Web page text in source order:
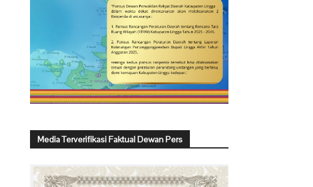
Media Terverifikasi Faktual Dewan Pers